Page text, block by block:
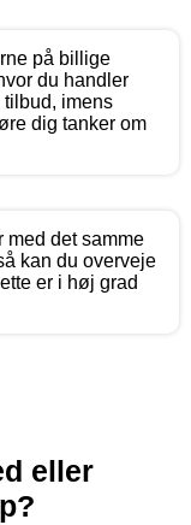
på billige
du handler
imens
dig tanker om
med det samme
kan du overveje
er i høj grad
eller